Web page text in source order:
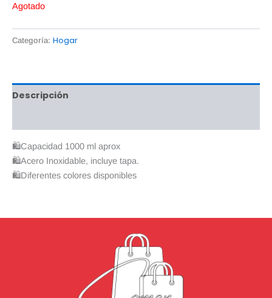
Agotado
Categoría: Hogar
Descripción
🛍Capacidad 1000 ml aprox
🛍️Acero Inoxidable, incluye tapa.
🛍Diferentes colores disponibles